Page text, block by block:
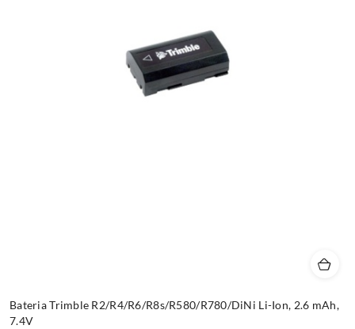
Bateria Trimble R2/R4/R6/R8s/R580/R780/DiNi Li-Ion, 2.6 mAh,
7.4V